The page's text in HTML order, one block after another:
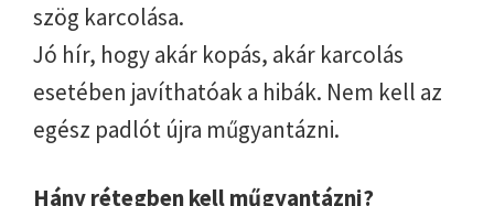
szög karcolása.
Jó hír, hogy akár kopás, akár karcolás
esetében javíthatóak a hibák. Nem kell az
egész padlót újra műgyantázni.
Hány rétegben kell műgyantázni?